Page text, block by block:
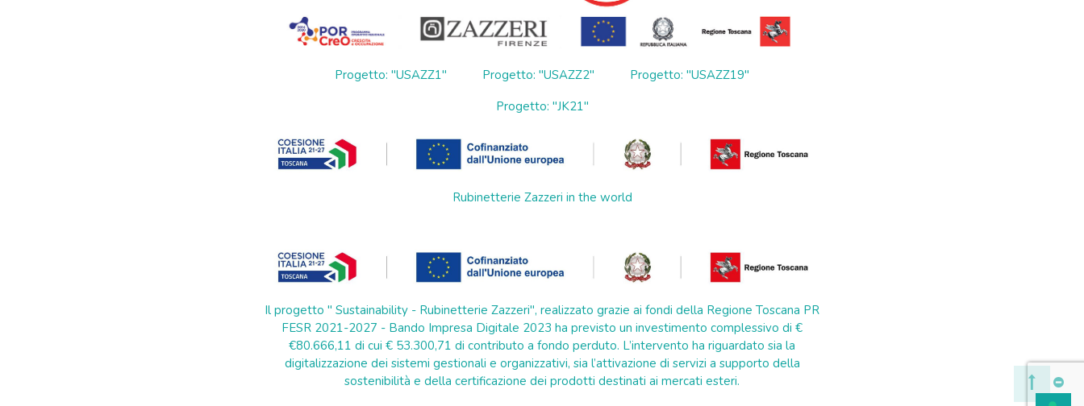
Progetto: "USAZZ1" Progetto: "USAZZ2"
Progetto: "USAZZ19"
Progetto: "JK21"
Rubinetterie Zazzeri in the world
Il progetto " Sustainability - Rubinetterie Zazzeri", realizzato grazie ai fondi della Regione Toscana PR
FESR 2021-2027 - Bando Impresa Digitale 2023 ha previsto un investimento complessivo di €
€80.666,11 di cui € 53.300,71 di contributo a fondo perduto. L’intervento ha riguardato sia la
digitalizzazione dei sistemi gestionali e organizzativi, sia l’attivazione di servizi a supporto della
sostenibilità e della certificazione dei prodotti destinati ai mercati esteri.